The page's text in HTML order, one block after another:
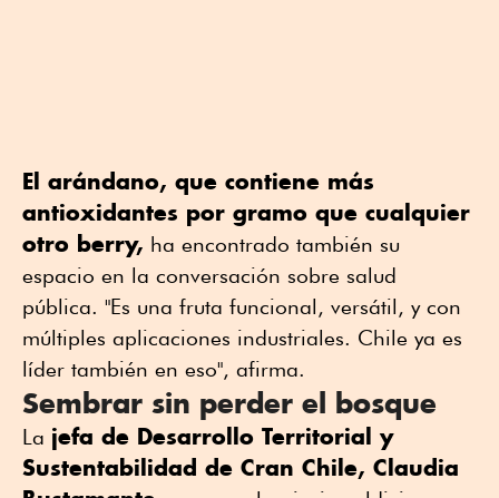
El arándano, que contiene más
antioxidantes por gramo que cualquier
otro berry, ha encontrado también su
espacio en la conversación sobre salud
pública. "Es una fruta funcional, versátil, y con
múltiples aplicaciones industriales. Chile ya es
líder también en eso", afirma.
Sembrar sin perder el bosque
La jefa de Desarrollo Territorial y
Sustentabilidad de Cran Chile, Claudia